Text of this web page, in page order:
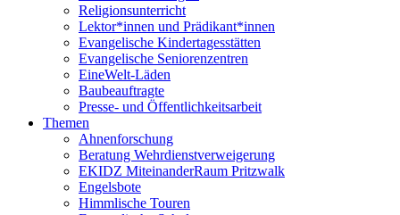
Religionsunterricht
Lektor*innen und Prädikant*innen
Evangelische Kindertagesstätten
Evangelische Seniorenzentren
EineWelt-Läden
Baubeauftragte
Presse- und Öffentlichkeitsarbeit
Themen
Ahnenforschung
Beratung Wehrdienstverweigerung
EKIDZ MiteinanderRaum Pritzwalk
Engelsbote
Himmlische Touren